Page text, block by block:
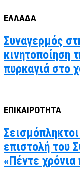
ΕΛΛΑΔΑ
Συναγερμός
κινητοποίηση
πυρκαγιά στο
ΕΠΙΚΑΙΡΟΤΗΤΑ
επιστολή του
«Πέντε χρόνια